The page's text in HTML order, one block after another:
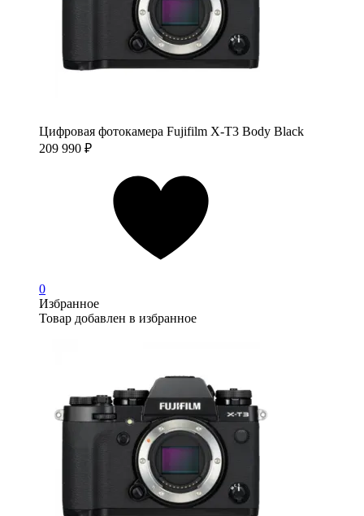
Цифровая фотокамера Fujifilm X-T3 Body Black
209 990 ₽
0
Избранное
Товар добавлен в избранное